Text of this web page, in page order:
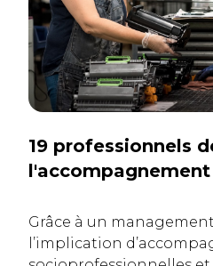
19 professionnels
l'accompagnement
Grâce à un
l’implication